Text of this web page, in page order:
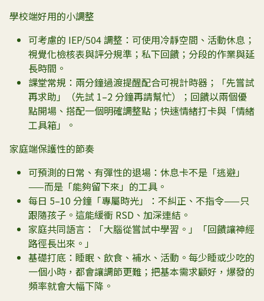
學校端好用的小調整
可考慮的 IEP/504 調整：可使用冷靜空間、活動休息；
視覺化檢核表與評分規準；私下回饋；分段的作業與延
長時間。
課堂常規：兩分鐘過渡提醒配合可視計時器；「先嘗試
再求助」（先試 1–2 分鐘再請幫忙）；回饋以兩個優
點開場、搭配一個明確調整點；快速情緒打卡與「情緒
工具箱」。
家庭端保護性的節奏
可預測的日常、有彈性的退場：休息卡不是「逃避」
——而是「能夠留下來」的工具。
每日 5–10 分鐘「專屬時光」：不糾正、不指令——只
跟隨孩子。這能緩衝 RSD、加深連結。
家庭共同語言：「大腦從嘗試中學習。」「回饋讓神經
路徑長出來。」
基礎打底：睡眠、飲食、補水、活動。每少睡或少吃的
一個小時，都會讓調節更難；把基本需求顧好，爆發的
頻率就會大幅下降。